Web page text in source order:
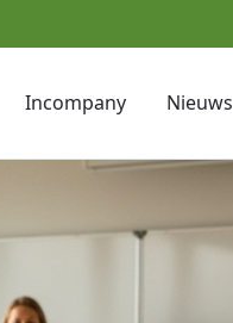
Incompany Nieuws